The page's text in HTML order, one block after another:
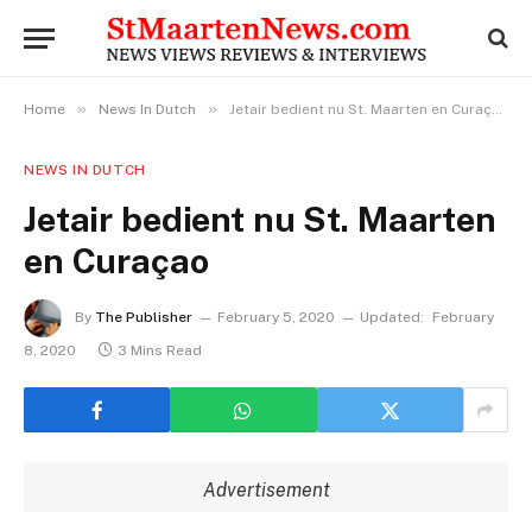
Home » News In Dutch » Jetair bedient nu St. Maarten en Curaçao
NEWS IN DUTCH
Jetair bedient nu St. Maarten
en Curaçao
By The Publisher February 5, 2020 Updated:
February
8, 2020
3 Mins Read
Advertisement